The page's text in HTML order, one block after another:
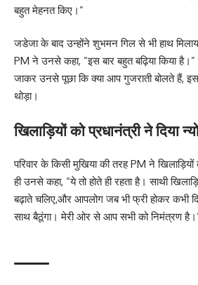
बहुत मेहनत किए।”
जडेजा के बाद उन्होंने शुभमन गिल से भी हाथ
PM ने उनसे कहा, ”इस बार बहुत बढ़िया किया
जाकर उनसे पूछा कि क्या आप गुजराती बोलते हैं,
थोड़ा।
खिलाड़ियों को प्रधानंत्री ने दिया
परिवार के किसी मुखिया की तरह PM ने
ही उनसे कहा, ”ये तो होते ही रहता है। साथी
बढ़ाते चलिए,और आपलोग जब भी फ्री होकर कभी
साथ बैठूंगा। मेरी ओर से आप सभी को निमंत्रण